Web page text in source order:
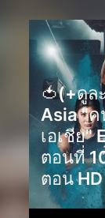
🍅(+ดู
Asia "ค
เอเชีย"
ตอนที่
ตอน HD